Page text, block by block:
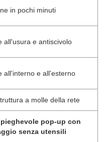
in pochi minuti
all'usura e antiscivolo
all'interno e all'esterno
a molle della rete
pop-up con
senza utensili